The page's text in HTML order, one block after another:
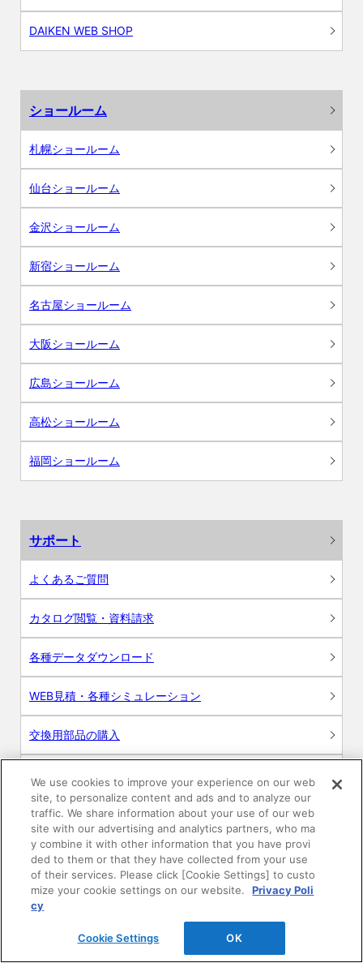
DAIKEN WEB SHOP
ショールーム
札幌ショールーム
仙台ショールーム
金沢ショールーム
新宿ショールーム
名古屋ショールーム
大阪ショールーム
広島ショールーム
高松ショールーム
福岡ショールーム
サポート
よくあるご質問
カタログ閲覧・資料請求
各種データダウンロード
WEB見積・各種シミュレーション
交換用部品の購入
お問い合わせ
ログイン
建築・設計関係者様向けサイト
We use cookies to improve your experience on our web
site, to personalize content and ads and to analyze our
traffic. We share information about your use of our web
site with our advertising and analytics partners, who ma
y combine it with other information that you have provi
ded to them or that they have collected from your use
of their services. Please click [Cookie Settings] to custo
mize your cookie settings on our website.
Privacy Poli
cy
Cookie Settings OK